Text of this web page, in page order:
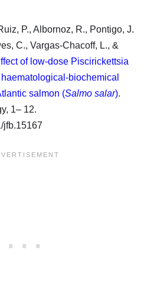
P., Albornoz, R., Pontigo, J.
C., Vargas-Chacoff, L., &
of low-dose Piscirickettsia
biochemical
salmon (Salmo salar).
1– 12.
jfb.15167